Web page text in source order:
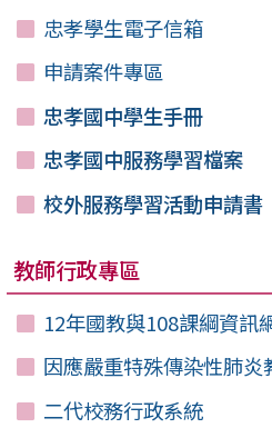
忠孝學生電子信箱
申請案件專區
忠孝國中學生手冊
忠孝國中服務學習檔案
校外服務學習活動申請書
教師行政專區
12年國教與108課綱資訊
因應嚴重特殊傳染性肺
二代校務行政系統